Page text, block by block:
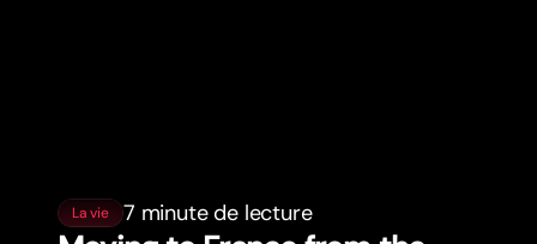
La vie 7 minute de lecture